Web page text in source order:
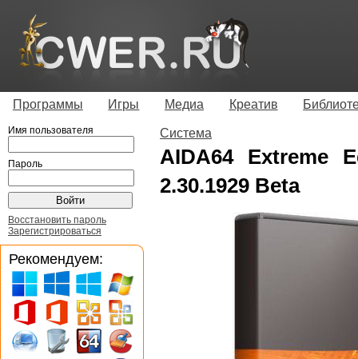
Программы Игры Медиа Креатив
Система
AIDA64 Extreme
2.30.1929 Beta
Имя пользователя
Пароль
Восстановить пароль
Зарегистрироваться
Рекомендуем: